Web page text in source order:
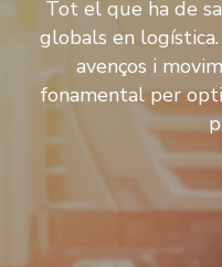
Tot el que ha de
globals en
avenços i
fonamental per